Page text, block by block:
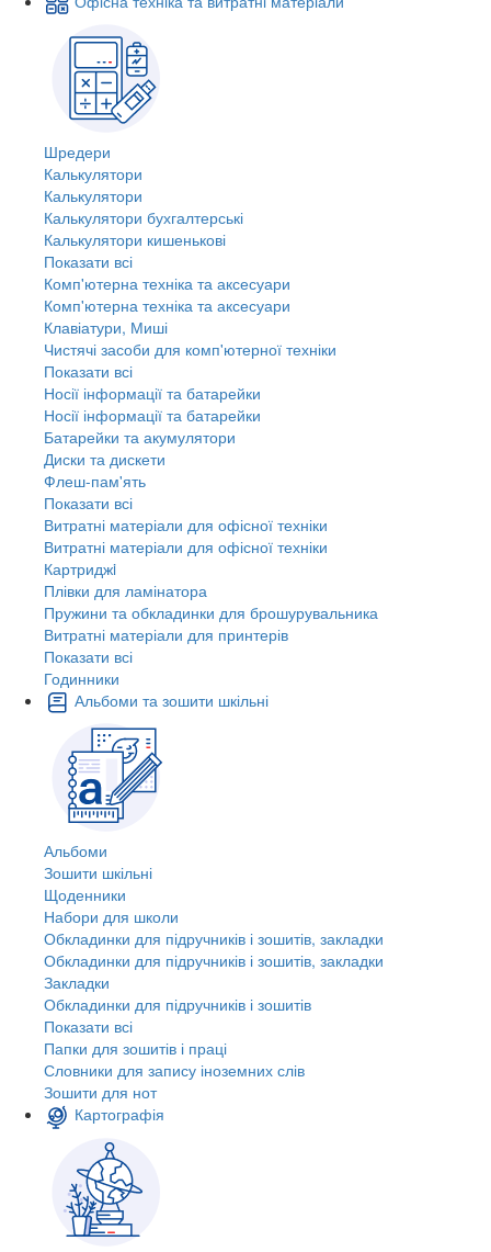
Шредери
Калькулятори
Калькулятори
Калькулятори бухгалтерські
Калькулятори кишенькові
Показати всі
Комп'ютерна техніка та аксесуари
Комп'ютерна техніка та аксесуари
Клавіатури, Миші
Чистячі засоби для комп'ютерної техніки
Показати всі
Носії інформації та батарейки
Носії інформації та батарейки
Батарейки та акумулятори
Диски та дискети
Флеш-пам'ять
Показати всі
Витратні матеріали для офісної техніки
Витратні матеріали для офісної техніки
Картриджi
Плівки для ламінатора
Пружини та обкладинки для брошурувальника
Витратні матеріали для принтерів
Показати всі
Годинники
Альбоми та зошити шкільні
Альбоми
Зошити шкільні
Щоденники
Набори для школи
Обкладинки для підручників і зошитів, закладки
Обкладинки для підручників і зошитів, закладки
Закладки
Обкладинки для підручників і зошитів
Показати всі
Папки для зошитів і праці
Словники для запису іноземних слів
Зошити для нот
Картографія